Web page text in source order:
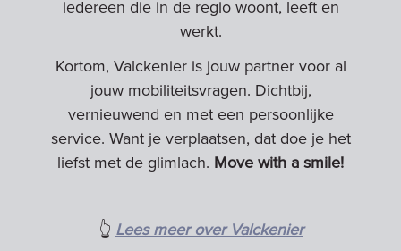
iedereen die in de regio woont, leeft en
werkt.
Kortom, Valckenier is jouw partner voor al
jouw mobiliteitsvragen. Dichtbij,
vernieuwend en met een persoonlijke
service. Want je verplaatsen, dat doe je het
liefst met de glimlach. Move with a smile!
👆Lees meer over Valckenier